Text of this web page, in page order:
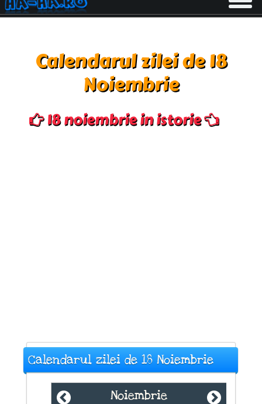
Calendarul zilei de 18
Noiembrie
18 noiembrie in istorie
Calendarul zilei de 18 Noiembrie
Noiembrie